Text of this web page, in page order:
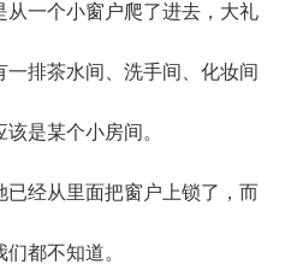
一个小窗户爬了进去，大礼
排茶水间、洗手间、化妆间
是某个小房间。
经从里面把窗户上锁了，而
都不知道。